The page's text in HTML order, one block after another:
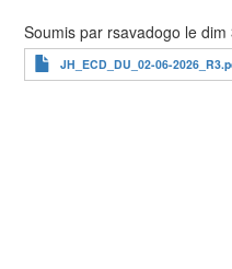
Soumis par rsavadogo le dim
JH_ECD_DU_02-06-